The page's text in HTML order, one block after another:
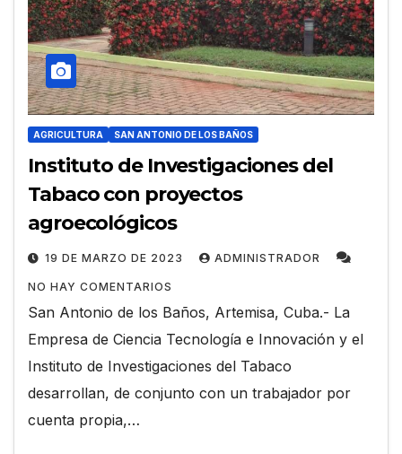
AGRICULTURA SAN ANTONIO DE LOS BAÑOS
Instituto de Investigaciones del
Tabaco con proyectos
agroecológicos
19 DE MARZO DE 2023 ADMINISTRADOR
NO HAY COMENTARIOS
San Antonio de los Baños, Artemisa, Cuba.- La
Empresa de Ciencia Tecnología e Innovación y el
Instituto de Investigaciones del Tabaco
desarrollan, de conjunto con un trabajador por
cuenta propia,…